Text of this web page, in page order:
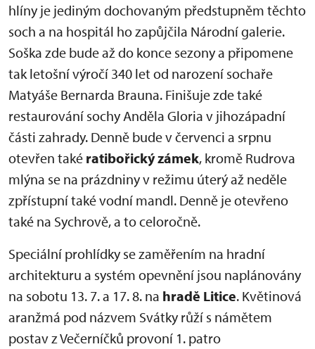
hlíny je jediným dochovaným předstupněm těchto
soch a na hospitál ho zapůjčila Národní galerie.
Soška zde bude až do konce sezony a připomene
tak letošní výročí 340 let od narození sochaře
Matyáše Bernarda Brauna. Finišuje zde také
restaurování sochy Anděla Gloria v jihozápadní
části zahrady. Denně bude v červenci a srpnu
otevřen také ratibořický zámek, kromě Rudrova
mlýna se na prázdniny v režimu úterý až neděle
zpřístupní také vodní mandl. Denně je otevřeno
také na Sychrově, a to celoročně.
Speciální prohlídky se zaměřením na hradní
architekturu a systém opevnění jsou naplánovány
na sobotu 13. 7. a 17. 8. na hradě Litice. Květinová
aranžmá pod názvem Svátky růží s námětem
postav z Večerníčků provoní 1. patro